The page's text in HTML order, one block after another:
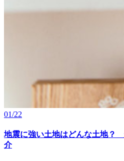
01/22
地震に強い土地はどんな土地？
介